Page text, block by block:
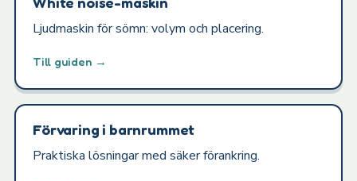
Ljudmaskin för sömn: volym och placering.
Till guiden →
Förvaring i barnrummet
Praktiska lösningar med säker förankring.